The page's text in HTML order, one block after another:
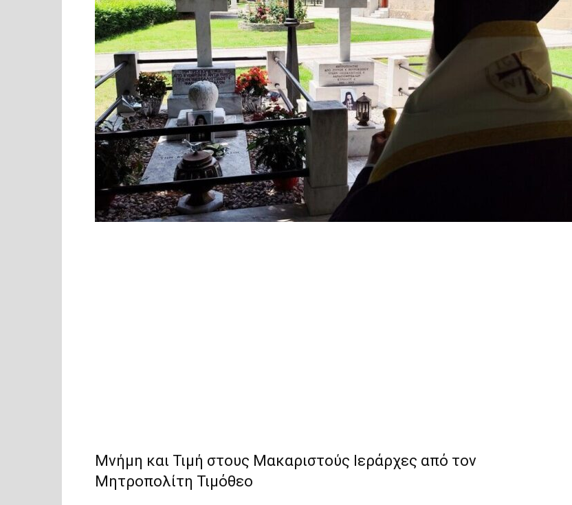
Μνήμη και Τιμή στους Μακαριστούς Ιεράρχες από τον
Μητροπολίτη Τιμόθεο